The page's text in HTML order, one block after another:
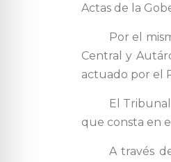
Actas de la
Por el
Central y
actuado por el
El
que consta en
A través